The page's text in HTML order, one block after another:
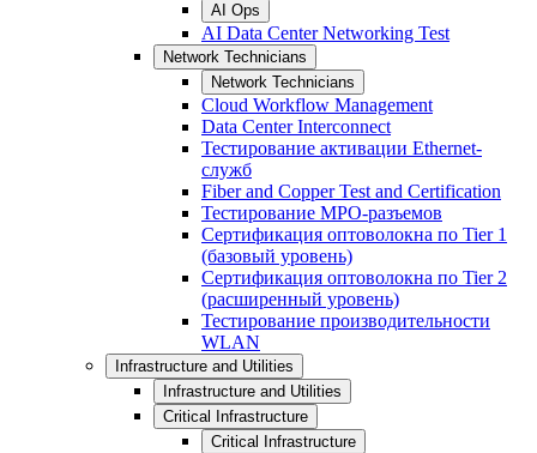
AI Ops
AI Data Center Networking Test
Network Technicians
Network Technicians
Cloud Workflow Management
Data Center Interconnect
Тестирование активации Ethernet-
служб
Fiber and Copper Test and Certification
Тестирование МРО-разъемов
Сертификация оптоволокна по Tier 1
(базовый уровень)
Сертификация оптоволокна по Tier 2
(расширенный уровень)
Тестирование производительности
WLAN
Infrastructure and Utilities
Infrastructure and Utilities
Critical Infrastructure
Critical Infrastructure